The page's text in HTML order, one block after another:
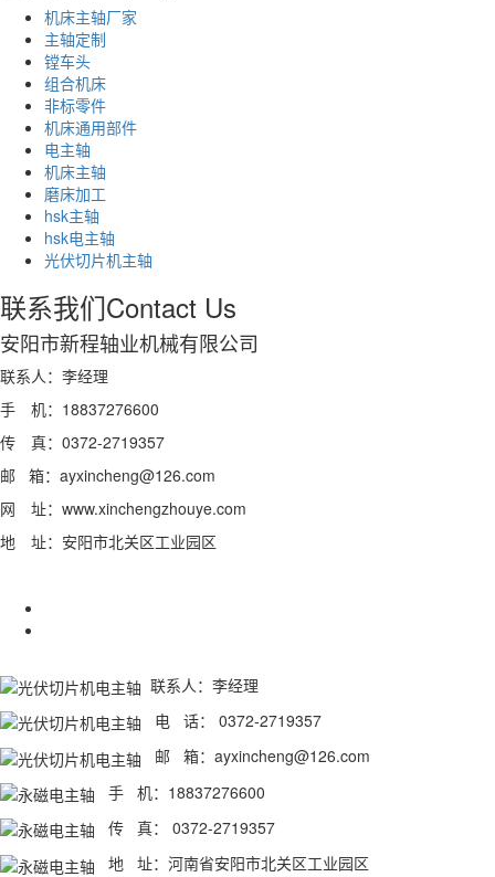
机床主轴厂家
主轴定制
镗车头
组合机床
非标零件
机床通用部件
电主轴
机床主轴
磨床加工
hsk主轴
hsk电主轴
光伏切片机主轴
联系我们Contact Us
安阳市新程轴业机械有限公司
联系人：李经理
手 机：18837276600
传 真：0372-2719357
邮 箱：ayxincheng@126.com
网 址：www.xinchengzhouye.com
地 址：安阳市北关区工业园区
联系人：李经理
电 话： 0372-2719357
邮 箱：ayxincheng@126.com
手 机：18837276600
传 真： 0372-2719357
地 址：河南省安阳市北关区工业园区